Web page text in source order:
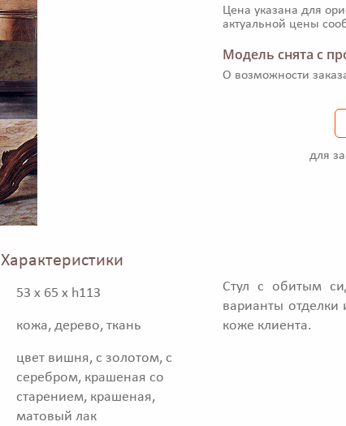
Цена указана для
актуальной цены
Модель снята с
О возможности
для
Характеристики
53 x 65 x h113
кожа, дерево, ткань
цвет вишня, с золотом, с
серебром, крашеная со
старением, крашеная,
матовый лак
Стул с обитым
варианты
коже клиента.